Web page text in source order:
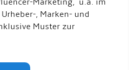
Marketing, u.a. im
, Marken- und
Muster zur